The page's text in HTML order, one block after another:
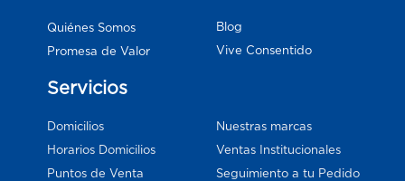
Quiénes Somos
Promesa de Valor
Blog
Vive Consentido
Servicios
Domicilios
Horarios Domicilios
Puntos de Venta
Nuestras marcas
Ventas Institucionales
Seguimiento a tu Pedido